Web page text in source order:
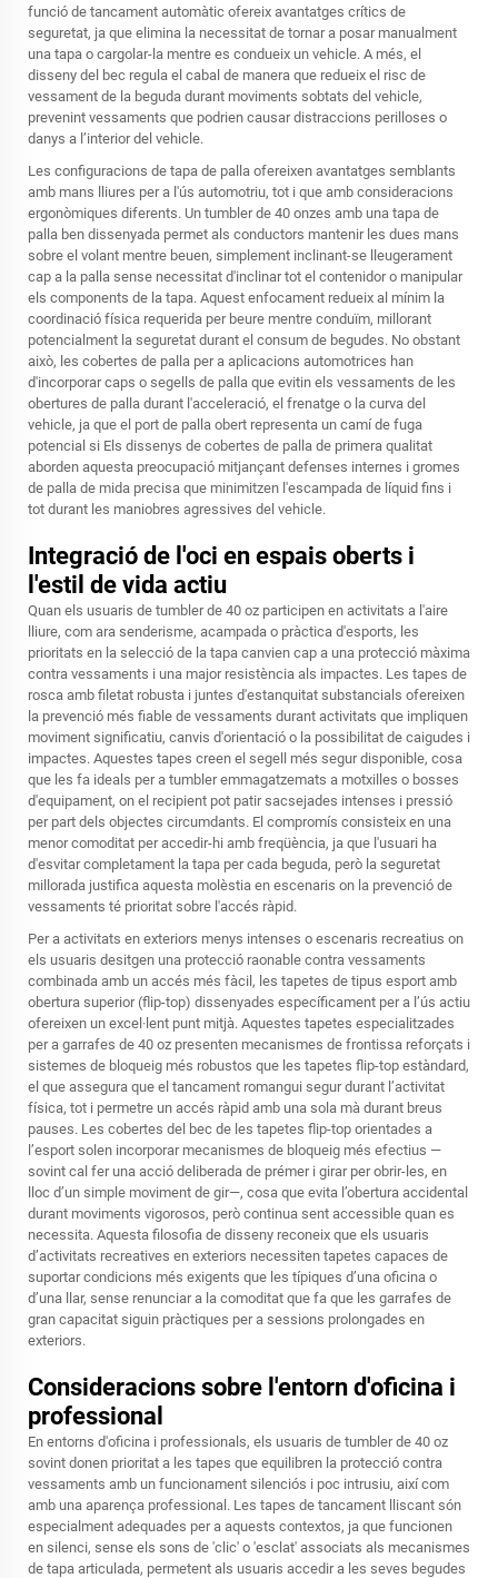
funció de tancament automàtic ofereix avantatges crítics de
seguretat, ja que elimina la necessitat de tornar a posar manualment
una tapa o cargolar-la mentre es condueix un vehicle. A més, el
disseny del bec regula el cabal de manera que redueix el risc de
vessament de la beguda durant moviments sobtats del vehicle,
prevenint vessaments que podrien causar distraccions perilloses o
danys a l’interior del vehicle.
Les configuracions de tapa de palla ofereixen avantatges semblants
amb mans lliures per a l'ús automotriu, tot i que amb consideracions
ergonòmiques diferents. Un tumbler de 40 onzes amb una tapa de
palla ben dissenyada permet als conductors mantenir les dues mans
sobre el volant mentre beuen, simplement inclinant-se lleugerament
cap a la palla sense necessitat d'inclinar tot el contenidor o manipular
els components de la tapa. Aquest enfocament redueix al mínim la
coordinació física requerida per beure mentre conduïm, millorant
potencialment la seguretat durant el consum de begudes. No obstant
això, les cobertes de palla per a aplicacions automotrices han
d'incorporar caps o segells de palla que evitin els vessaments de les
obertures de palla durant l'acceleració, el frenatge o la curva del
vehicle, ja que el port de palla obert representa un camí de fuga
potencial si Els dissenys de cobertes de palla de primera qualitat
aborden aquesta preocupació mitjançant defenses internes i gromes
de palla de mida precisa que minimitzen l'escampada de líquid fins i
tot durant les maniobres agressives del vehicle.
Integració de l'oci en espais oberts i
l'estil de vida actiu
Quan els usuaris de tumbler de 40 oz participen en activitats a l'aire
lliure, com ara senderisme, acampada o pràctica d'esports, les
prioritats en la selecció de la tapa canvien cap a una protecció màxima
contra vessaments i una major resistència als impactes. Les tapes de
rosca amb filetat robusta i juntes d'estanquitat substancials ofereixen
la prevenció més fiable de vessaments durant activitats que impliquen
moviment significatiu, canvis d'orientació o la possibilitat de caigudes i
impactes. Aquestes tapes creen el segell més segur disponible, cosa
que les fa ideals per a tumbler emmagatzemats a motxilles o bosses
d'equipament, on el recipient pot patir sacsejades intenses i pressió
per part dels objectes circumdants. El compromís consisteix en una
menor comoditat per accedir-hi amb freqüència, ja que l'usuari ha
d'esvitar completament la tapa per cada beguda, però la seguretat
millorada justifica aquesta molèstia en escenaris on la prevenció de
vessaments té prioritat sobre l'accés ràpid.
Per a activitats en exteriors menys intenses o escenaris recreatius on
els usuaris desitgen una protecció raonable contra vessaments
combinada amb un accés més fàcil, les tapetes de tipus esport amb
obertura superior (flip-top) dissenyades específicament per a l’ús actiu
ofereixen un excel·lent punt mitjà. Aquestes tapetes especialitzades
per a garrafes de 40 oz presenten mecanismes de frontissa reforçats i
sistemes de bloqueig més robustos que les tapetes flip-top estàndard,
el que assegura que el tancament romangui segur durant l’activitat
física, tot i permetre un accés ràpid amb una sola mà durant breus
pauses. Les cobertes del bec de les tapetes flip-top orientades a
l’esport solen incorporar mecanismes de bloqueig més efectius —
sovint cal fer una acció deliberada de prémer i girar per obrir-les, en
lloc d’un simple moviment de gir—, cosa que evita l’obertura accidental
durant moviments vigorosos, però continua sent accessible quan es
necessita. Aquesta filosofia de disseny reconeix que els usuaris
d’activitats recreatives en exteriors necessiten tapetes capaces de
suportar condicions més exigents que les típiques d’una oficina o
d’una llar, sense renunciar a la comoditat que fa que les garrafes de
gran capacitat siguin pràctiques per a sessions prolongades en
exteriors.
Consideracions sobre l'entorn d'oficina i
professional
En entorns d'oficina i professionals, els usuaris de tumbler de 40 oz
sovint donen prioritat a les tapes que equilibren la protecció contra
vessaments amb un funcionament silenciós i poc intrusiu, així com
amb una aparença professional. Les tapes de tancament lliscant són
especialment adequades per a aquests contextos, ja que funcionen
en silenci, sense els sons de 'clic' o 'esclat' associats als mecanismes
de tapa articulada, permetent als usuaris accedir a les seves begudes